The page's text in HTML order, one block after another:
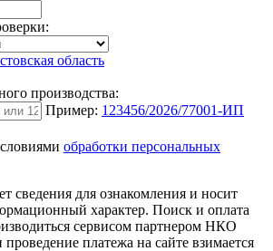
область
производства:
Пример: 123456/2026/77001-ИП
обработки персональных
сведения для ознакомления и носит
характер. Поиск и оплата
сервисом партнером НКО
платежа на сайте взимается